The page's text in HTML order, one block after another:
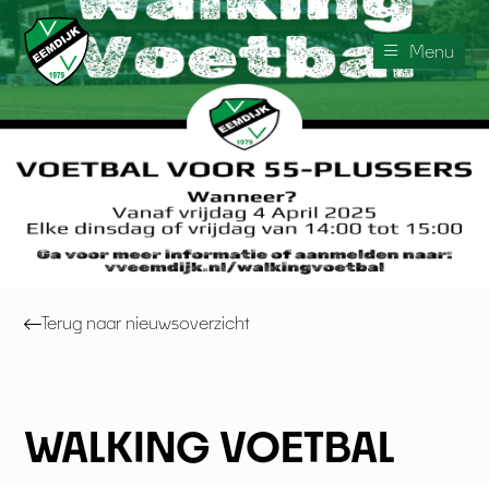
Menu
Vereniging › Walking Voetbal
Terug naar nieuwsoverzicht
WALKING VOETBAL